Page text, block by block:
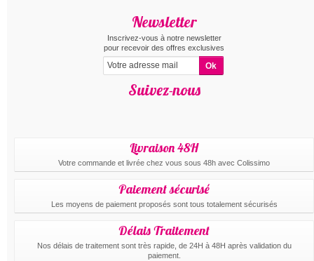
Newsletter
Inscrivez-vous à notre newsletter
pour recevoir des offres exclusives
Suivez-nous
Livraison 48H
Votre commande et livrée chez vous sous 48h avec Colissimo
Paiement sécurisé
Les moyens de paiement proposés sont tous totalement sécurisés
Délais Traitement
Nos délais de traitement sont très rapide, de 24H à 48H après validation du
paiement.